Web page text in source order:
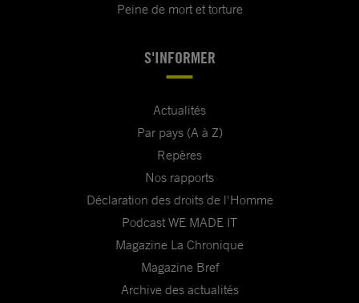
Peine de mort et torture
S'INFORMER
Actualités
Par pays (A à Z)
Repères
Nos rapports
Déclaration des droits de l'Homme
Podcast WE MADE IT
Magazine La Chronique
Magazine Bref
Archive des actualités